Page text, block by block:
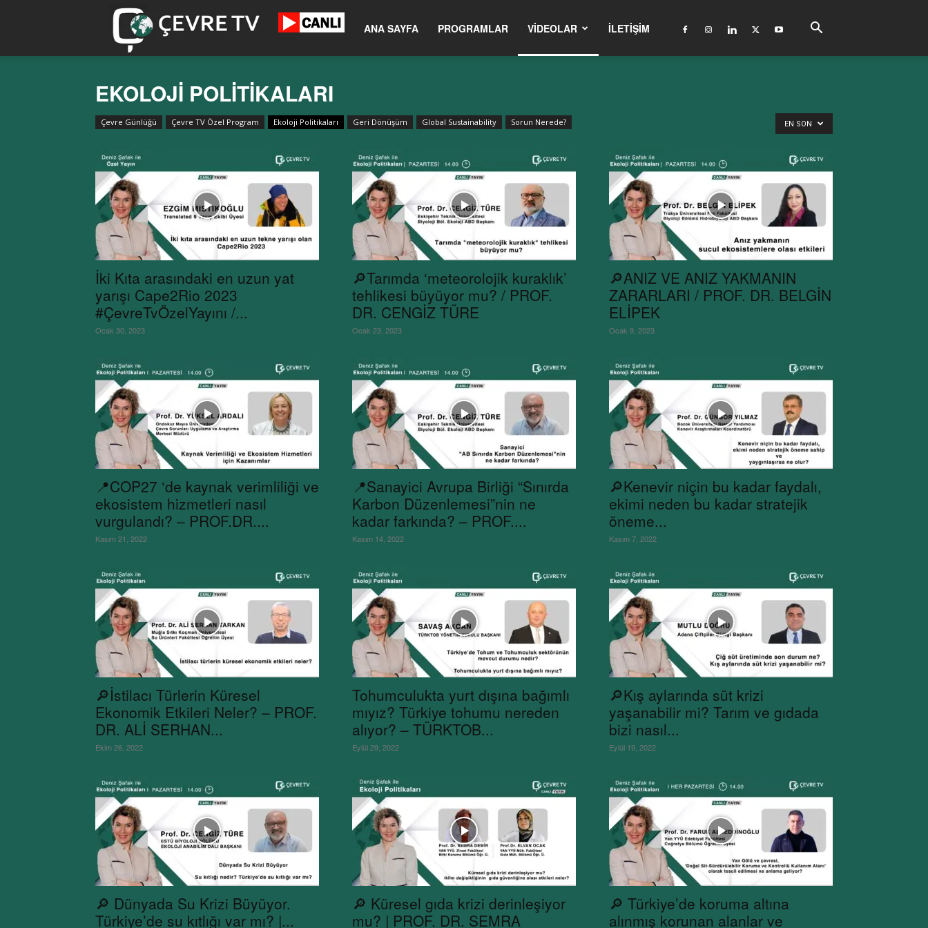
cevretv.com.tr ANA SAYFA PROGRAMLAR VIDEOLAR İLETIŞIM
EKOLOJI POLITIKALARI
Çevre Günlüğü Çevre TV Özel Program Ekoloji Politikaları Geri Dönüşüm Global Sustainability Sorun Nerede? EN SON
İki Kıta arasındaki en uzun yat
yarışı Cape2Rio 2023
#ÇevreTvÖzelYayını /...
Ocak 30, 2023
🔎Tarımda ‘meteorolojik kuraklık’
tehlikesi büyüyor mu? / PROF.
DR. CENGİZ TÜRE
Ocak 23, 2023
🔎ANIZ VE ANIZ YAKMANIN
ZARARLARI / PROF. DR. BELGİN
ELİPEK
Ocak 9, 2023
📍COP27 ‘de kaynak verimliliği ve
ekosistem hizmetleri nasıl
vurgulandı? – PROF.DR....
Kasım 21, 2022
📍Sanayici Avrupa Birliği “Sınırda
Karbon Düzenlemesi”nin ne
kadar farkında? – PROF....
Kasım 14, 2022
🔎Kenevir niçin bu kadar faydalı,
ekimi neden bu kadar stratejik
öneme...
Kasım 7, 2022
🔎İstilacı Türlerin Küresel
Ekonomik Etkileri Neler? – PROF.
DR. ALİ SERHAN...
Ekim 26, 2022
Tohumculukta yurt dışına bağımlı
mıyız? Türkiye tohumu nereden
alıyor? – TÜRKTOB...
Eylül 29, 2022
🔎Kış aylarında süt krizi
yaşanabilir mi? Tarım ve gıdada
bizi nasıl...
Eylül 19, 2022
🔎 Dünyada Su Krizi Büyüyor.
Türkiye’de su kıtlığı var mı? |...
🔎 Küresel gıda krizi derinleşiyor
mu? | PROF. DR. SEMRA
🔎 Türkiye’de koruma altına
alınmış korunan alanlar ve